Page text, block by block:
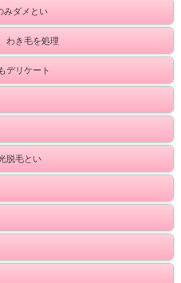
みダメとい
わき毛を処理
デリケート
脱毛とい